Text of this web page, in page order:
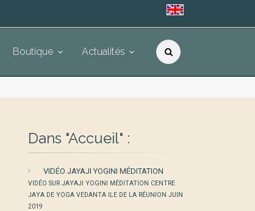
Boutique Actualités
Dans "Accueil" :
VIDÉO JAYAJI YOGINI MÉDITATION
VIDÉO SUR JAYAJI YOGINI MÉDITATION CENTRE
JAYA DE YOGA VEDANTA ILE DE LA RÉUNION JUIN
2019